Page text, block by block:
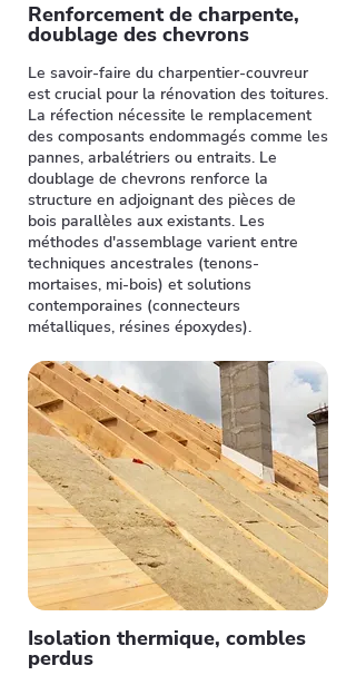
Renforcement de charpente,
doublage des chevrons
Le savoir-faire du charpentier-couvreur
est crucial pour la rénovation des toitures.
La réfection nécessite le remplacement
des composants endommagés comme les
pannes, arbalétriers ou entraits. Le
doublage de chevrons renforce la
structure en adjoignant des pièces de
bois parallèles aux existants. Les
méthodes d'assemblage varient entre
techniques ancestrales (tenons-
mortaises, mi-bois) et solutions
contemporaines (connecteurs
métalliques, résines époxydes).
Isolation thermique, combles
perdus